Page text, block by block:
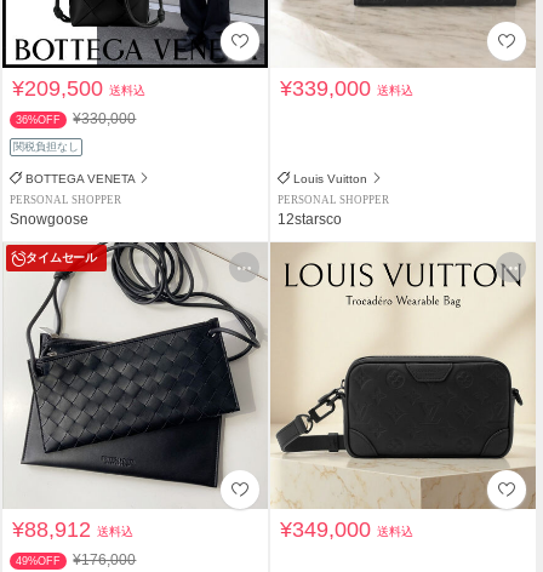
¥209,500送料込
36%OFF ¥330,000
関税負担なし
BOTTEGA VENETA
PERSONAL SHOPPER
Snowgoose
¥339,000送料込
Louis Vuitton
PERSONAL SHOPPER
12starsco
タイムセール
¥88,912送料込
49%OFF ¥176,000
¥349,000送料込